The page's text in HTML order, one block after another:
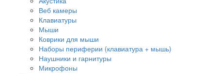
Веб камеры
Клавиатуры
Мыши
Коврики для мыши
Наборы периферии (клавиатура + мышь)
Наушники и гарнитуры
Микрофоны